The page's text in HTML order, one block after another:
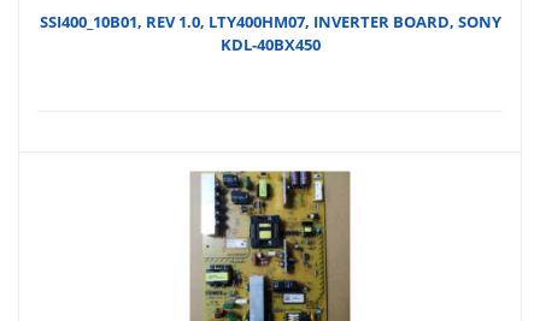
SSI400_10B01, REV 1.0, LTY400HM07, INVERTER BOARD, SONY
KDL-40BX450